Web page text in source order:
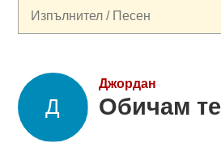
Джордан
Обичам те